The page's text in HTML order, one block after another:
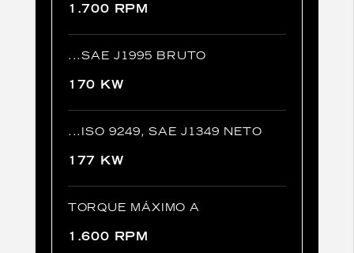
1.700 RPM
...SAE J1995 BRUTO
170 KW
...ISO 9249, SAE J1349 NETO
177 KW
TORQUE MÁXIMO A
1.600 RPM